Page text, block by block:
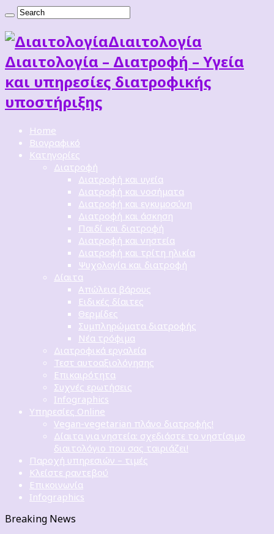
Διαιτoλογία
Διαιτολογία – Διατροφή – Υγεία
και υπηρεσίες διατροφικής
υποστήριξης
Home
Βιογραφικό
Κατηγορίες
Διατροφή
Διατροφή και υγεία
Διατροφή και νοσήματα
Διατροφή και εγκυμοσύνη
Διατροφή και άσκηση
Παιδί και διατροφή
Διατροφή και νηστεία
Διατροφή και τρίτη ηλικία
Ψυχολογία και διατροφή
Δίαιτα
Απώλεια βάρους
Ειδικές δίαιτες
Θερμίδες
Συμπληρώματα διατροφής
Νέα τρόφιμα
Διατροφικά εργαλεία
Τεστ αυτοαξιολόγησης
Επικαιρότητα
Συχνές ερωτήσεις
Infographics
Υπηρεσίες Online
Vegan-vegetarian πλάνο διατροφής!
Δίαιτα για νηστεία: σχεδιάστε το νηστίσιμο
διαιτολόγιο που σας ταιριάζει!
Παροχή υπηρεσιών – τιμές
Κλείστε ραντεβού
Επικοινωνία
Infographics
Breaking News